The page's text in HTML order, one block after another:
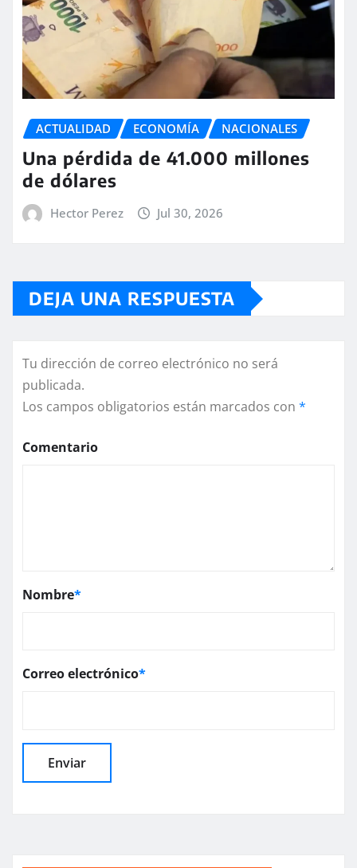
ACTUALIDAD ECONOMÍA NACIONALES
Una pérdida de 41.000 millones
de dólares
Hector Perez Jul 30, 2026
DEJA UNA RESPUESTA
Tu dirección de correo electrónico no será
publicada.
Los campos obligatorios están marcados con *
Comentario
Nombre*
Correo electrónico*